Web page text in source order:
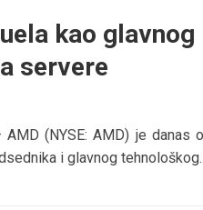
kao glavnog
servere
(NYSE: AMD) je danas
i glavnog